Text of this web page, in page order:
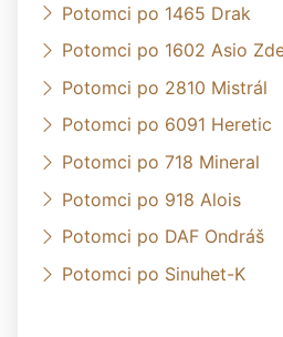
Potomci po 1465 Drak
Potomci po 1602 Asio
Potomci po 2810 Mistrál
Potomci po 6091 Heretic
Potomci po 718 Mineral
Potomci po 918 Alois
Potomci po DAF Ondráš
Potomci po Sinuhet-K